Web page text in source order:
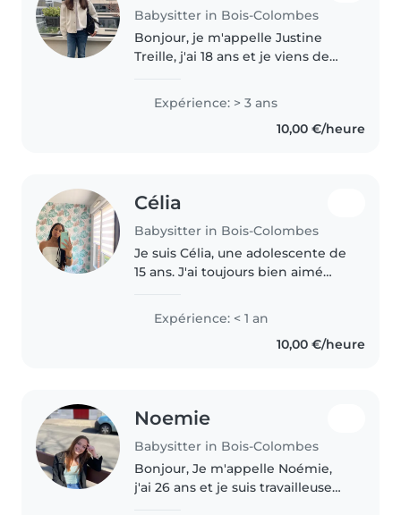
Babysitter in Bois-Colombes
Bonjour, je m'appelle Justine
Treille, j'ai 18 ans et je viens de
Albert Camus. Je rentre en école
de commerce l'année prochaine.
J'ai obtenu mon BAFA au..
Expérience: > 3 ans
10,00 €/heure
Célia
Babysitter in Bois-Colombes
Je suis Célia, une adolescente de
15 ans. J'ai toujours bien aimé
enfants des peu de babysittings
que j'ai fait dans ma vie. J'aime
Expérience: < 1 an
10,00 €/heure
Noemie
Babysitter in Bois-Colombes
Bonjour, Je m'appelle Noémie,
j'ai 26 ans et je suis travailleuse